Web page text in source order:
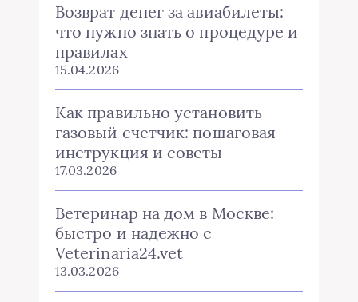
Возврат денег за авиабилеты:
что нужно знать о процедуре и
правилах
15.04.2026
Как правильно установить
газовый счетчик: пошаговая
инструкция и советы
17.03.2026
Ветеринар на дом в Москве:
быстро и надежно с
Veterinaria24.vet
13.03.2026